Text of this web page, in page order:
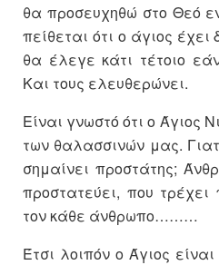
θα προσευχηθώ στο Θεό
πείθεται ότι ο άγιος έχει
θα έλεγε κάτι τέτοιο
Και τους ελευθερώνει.
Είναι γνωστό ότι ο Άγιος
των θαλασσινών μας.
σημαίνει προστάτης;
προστατεύει, που
τον κάθε άνθρωπο………
Έτσι λοιπόν ο Άγιος